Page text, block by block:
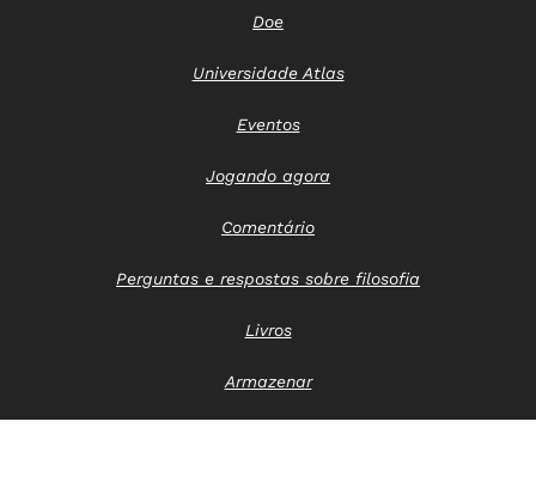
Doe
Universidade Atlas
Eventos
Jogando agora
Comentário
Perguntas e respostas sobre filosofia
Livros
Armazenar